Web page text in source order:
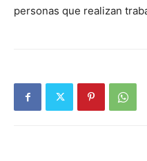
personas que realizan